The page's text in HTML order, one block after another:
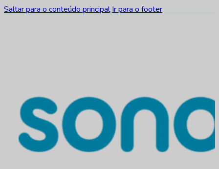
Saltar para o conteúdo principal Ir para o footer